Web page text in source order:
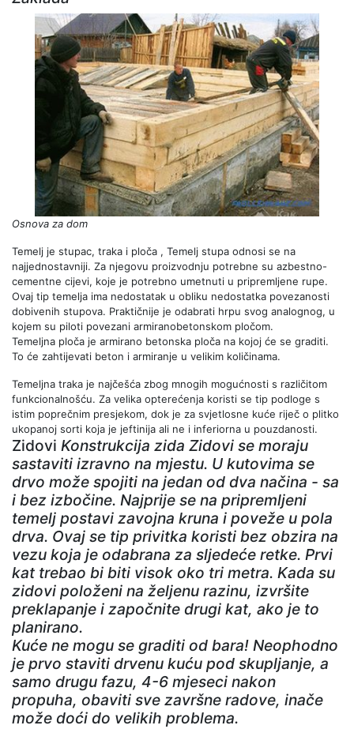
Osnova za dom
Temelj je stupac, traka i ploča , Temelj stupa odnosi se na
najjednostavniji. Za njegovu proizvodnju potrebne su azbestno-
cementne cijevi, koje je potrebno umetnuti u pripremljene rupe.
Ovaj tip temelja ima nedostatak u obliku nedostatka povezanosti
dobivenih stupova. Praktičnije je odabrati hrpu svog analognog, u
kojem su piloti povezani armiranobetonskom pločom.
Temeljna ploča je armirano betonska ploča na kojoj će se graditi.
To će zahtijevati beton i armiranje u velikim količinama.
Temeljna traka je najčešća zbog mnogih mogućnosti s različitom
funkcionalnošću. Za velika opterećenja koristi se tip podloge s
istim poprečnim presjekom, dok je za svjetlosne kuće riječ o plitko
ukopanoj sorti koja je jeftinija ali ne i inferiorna u pouzdanosti.
Zidovi Konstrukcija zida Zidovi se moraju
sastaviti izravno na mjestu. U kutovima se
drvo može spojiti na jedan od dva načina - sa
i bez izbočine. Najprije se na pripremljeni
temelj postavi zavojna kruna i poveže u pola
drva. Ovaj se tip privitka koristi bez obzira na
vezu koja je odabrana za sljedeće retke. Prvi
kat trebao bi biti visok oko tri metra. Kada su
zidovi položeni na željenu razinu, izvršite
preklapanje i započnite drugi kat, ako je to
planirano.
Kuće ne mogu se graditi od bara! Neophodno
je prvo staviti drvenu kuću pod skupljanje, a
samo drugu fazu, 4-6 mjeseci nakon
propuha, obaviti sve završne radove, inače
može doći do velikih problema.